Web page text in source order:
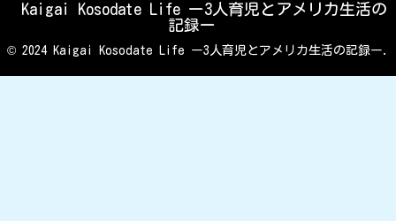
Kaigai Kosodate Life ー3人育児とアメリカ生活の
記録ー
© 2024 Kaigai Kosodate Life ー3人育児とアメリカ生活の記録ー.